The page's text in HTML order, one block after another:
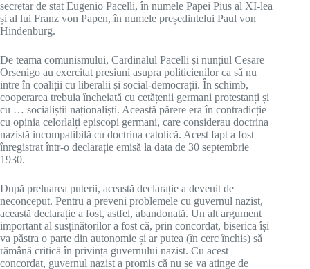
secretar de stat Eugenio Pacelli, în numele Papei Pius al XI-lea
și al lui Franz von Papen, în numele președintelui Paul von
Hindenburg.
De teama comunismului, Cardinalul Pacelli și nunțiul Cesare
Orsenigo au exercitat presiuni asupra politicienilor ca să nu
intre în coaliții cu liberalii și social-democrații. În schimb,
cooperarea trebuia încheiată cu cetățenii germani protestanți și
cu … socialiștii naționaliști. Această părere era în contradicție
cu opinia celorlalți episcopi germani, care considerau doctrina
nazistă incompatibilă cu doctrina catolică. Acest fapt a fost
înregistrat într-o declarație emisă la data de 30 septembrie
1930.
După preluarea puterii, această declarație a devenit de
neconceput. Pentru a preveni problemele cu guvernul nazist,
această declarație a fost, astfel, abandonată. Un alt argument
important al susținătorilor a fost că, prin concordat, biserica își
va păstra o parte din autonomie și ar putea (în cerc închis) să
rămână critică în privința guvernului nazist. Cu acest
concordat, guvernul nazist a promis că nu se va atinge de